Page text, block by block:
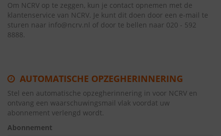
Om NCRV op te zeggen, kun je contact opnemen met de
klantenservice van NCRV. Je kunt dit doen door een e-mail te
sturen naar info@ncrv.nl of door te bellen naar 020 - 592
8888.
AUTOMATISCHE OPZEGHERINNERING
Stel een automatische opzegherinnering in voor NCRV en
ontvang een waarschuwingsmail vlak voordat uw
abonnement verlengd wordt.
Abonnement